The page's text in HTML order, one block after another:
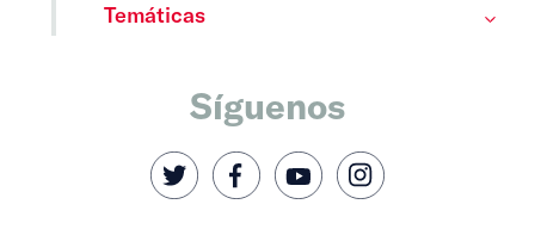
Temáticas
Síguenos